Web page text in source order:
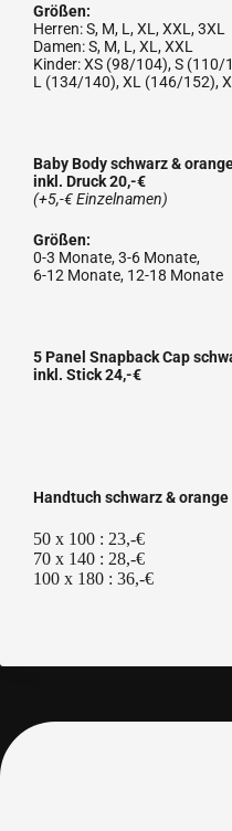
Größen:
Herren: S, M, L, XL, XXL, 3XL
Damen: S, M, L, XL, XXL
Kinder: XS (98/104), S
L (134/140), XL (146/152),
Baby Body schwarz &
inkl. Druck 20,-€
(+5,-€ Einzelnamen)
Größen:
0-3 Monate, 3-6 Monate,
6-12 Monate, 12-18 Monate
5 Panel Snapback Cap
inkl. Stick 24,-€
Handtuch schwarz &
50 x 100 : 23,-€
70 x 140 : 28,-€
100 x 180 : 36,-€